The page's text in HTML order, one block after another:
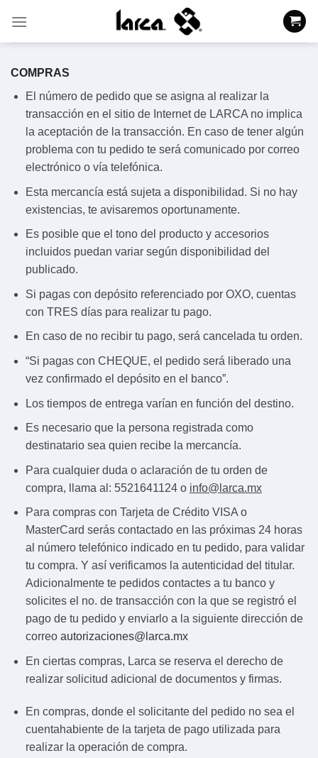
contenido
COMPRAS
El número de pedido que se asigna al realizar la
transacción en el sitio de Internet de LARCA no implica
la aceptación de la transacción. En caso de tener algún
problema con tu pedido te será comunicado por correo
electrónico o vía telefónica.
Esta mercancía está sujeta a disponibilidad. Si no hay
existencias, te avisaremos oportunamente.
Es posible que el tono del producto y accesorios
incluidos puedan variar según disponibilidad del
publicado.
Si pagas con depósito referenciado por OXO, cuentas
con TRES días para realizar tu pago.
En caso de no recibir tu pago, será cancelada tu orden.
“Si pagas con CHEQUE, el pedido será liberado una
vez confirmado el depósito en el banco”.
Los tiempos de entrega varían en función del destino.
Es necesario que la persona registrada como
destinatario sea quien recibe la mercancía.
Para cualquier duda o aclaración de tu orden de
compra, llama al: 5521641124 o info@larca.mx
Para compras con Tarjeta de Crédito VISA o
MasterCard serás contactado en las próximas 24 horas
al número telefónico indicado en tu pedido, para validar
tu compra. Y así verificamos la autenticidad del titular.
Adicionalmente te pedidos contactes a tu banco y
solicites el no. de transacción con la que se registró el
pago de tu pedido y enviarlo a la siguiente dirección de
correo autorizaciones@larca.mx
En ciertas compras, Larca se reserva el derecho de
realizar solicitud adicional de documentos y firmas.
En compras, donde el solicitante del pedido no sea el
cuentahabiente de la tarjeta de pago utilizada para
realizar la operación de compra.